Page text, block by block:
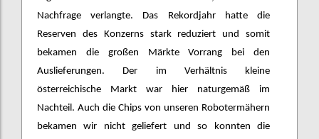
Nachfrage verlangte. Das Rekordjahr hatte die
Reserven des Konzerns stark reduziert und somit
bekamen die großen Märkte Vorrang bei den
Auslieferungen. Der im Verhältnis kleine
österreichische Markt war hier naturgemäß im
Nachteil. Auch die Chips von unseren Robotermähern
bekamen wir nicht geliefert und so konnten die